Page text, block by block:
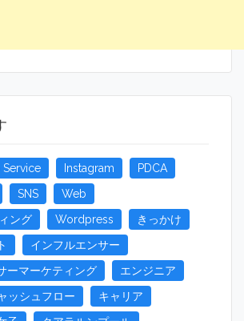
Instagram
PDCA
SNS
Web
ング
Wordpress
きっかけ
インフルエンサー
ーマーケティング
エンジニア
ッシュフロー
キャリア